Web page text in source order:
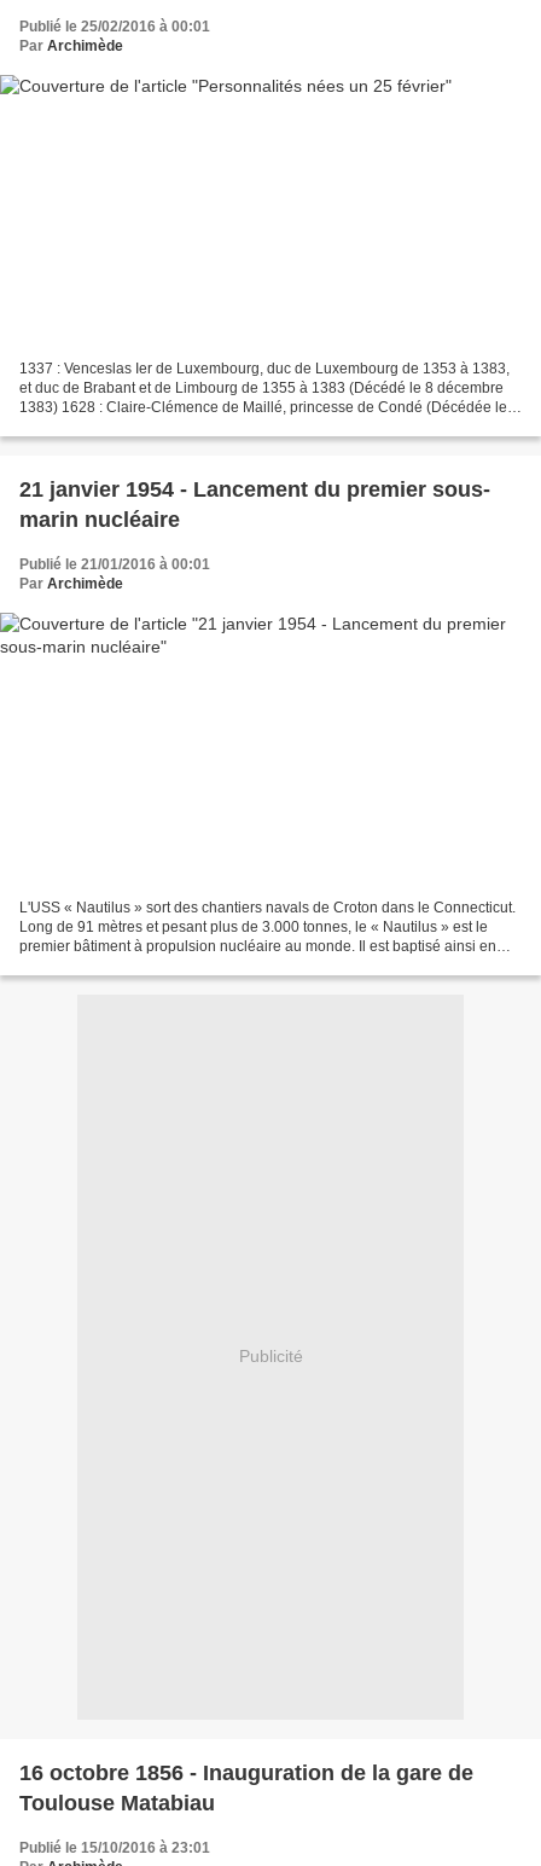
Publié le 25/02/2016 à 00:01
Par Archimède
1337 : Venceslas Ier de Luxembourg, duc de Luxembourg de 1353 à 1383,
et duc de Brabant et de Limbourg de 1355 à 1383 (Décédé le 8 décembre
1383) 1628 : Claire-Clémence de Maillé, princesse de Condé (Décédée le
21 janvier 1954 - Lancement du premier sous-
marin nucléaire
Publié le 21/01/2016 à 00:01
Par Archimède
L'USS « Nautilus » sort des chantiers navals de Croton dans le Connecticut.
Long de 91 mètres et pesant plus de 3.000 tonnes, le « Nautilus » est le
premier bâtiment à propulsion nucléaire au monde. Il est baptisé ainsi en
Publicité
16 octobre 1856 - Inauguration de la gare de
Toulouse Matabiau
Publié le 15/10/2016 à 23:01